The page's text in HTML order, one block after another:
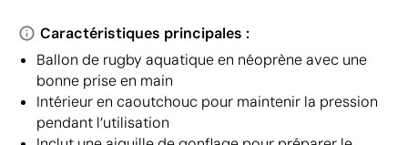
Caractéristiques principales :
Ballon de rugby aquatique en néoprène avec une
bonne prise en main
Intérieur en caoutchouc pour maintenir la pression
pendant l’utilisation